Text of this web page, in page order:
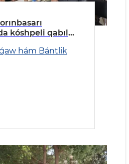
kóshpeli qabıl
hám Bántlik